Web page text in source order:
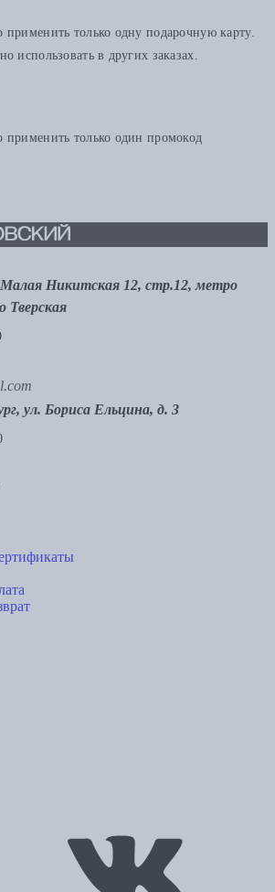
только одну подарочную карту.
использовать в других заказах.
только один промокод
Малая Никитская 12, стр.12, метро
Тверская
ул. Бориса Ельцина, д. 3